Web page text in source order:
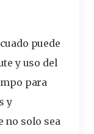
puede
y uso del
para
y
no solo sea